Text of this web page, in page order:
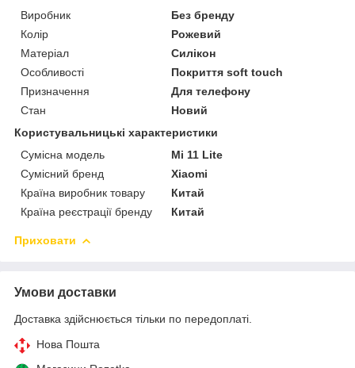
Виробник
Без бренду
Колір
Рожевий
Матеріал
Силікон
Особливості
Покриття soft touch
Призначення
Для телефону
Стан
Новий
Користувальницькі характеристики
Сумісна модель
Mi 11 Lite
Сумісний бренд
Xiaomi
Країна виробник товару
Китай
Країна реєстрації бренду
Китай
Приховати
Умови доставки
Доставка здійснюється тільки по передоплаті.
Нова Пошта